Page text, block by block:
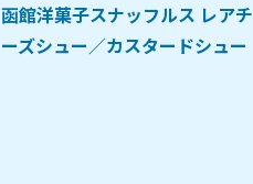
函館洋菓子スナッフルス レアチ
ーズシュー／カスタードシュー